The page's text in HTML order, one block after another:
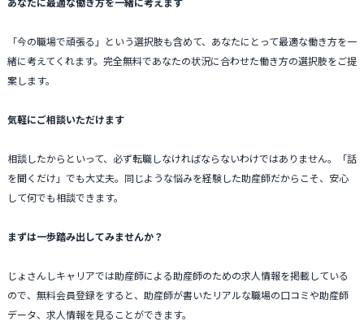
「今の職場で頑張る」という選択肢も含めて、あなたにとって最適な働き方を一
緒に考えてくれます。完全無料であなたの状況に合わせた働き方の選択肢をご提
案します。
気軽にご相談いただけます
相談したからといって、必ず転職しなければならないわけではありません。「話
を聞くだけ」でも大丈夫。同じような悩みを経験した助産師だからこそ、安心
して何でも相談できます。
まずは一歩踏み出してみませんか？
じょさんしキャリアでは助産師による助産師のための求人情報を掲載している
ので、無料会員登録をすると、助産師が書いたリアルな職場の口コミや助産師
データ、求人情報を見ることができます。